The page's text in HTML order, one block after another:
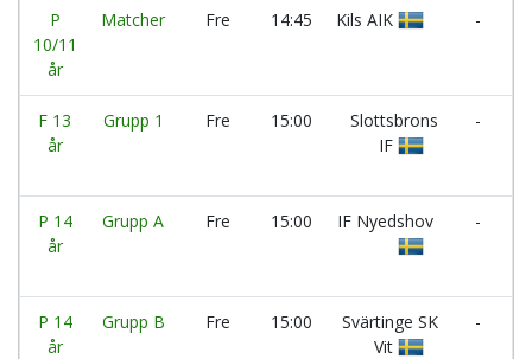
P
10/11
år
Matcher Fre 14:45 Kils AIK -
F 13
år
Grupp 1 Fre 15:00
Slottsbrons
IF
-
P 14
år
Grupp A Fre 15:00 IF Nyedshov -
P 14
år
Grupp B Fre 15:00
Svärtinge SK
Vit
-